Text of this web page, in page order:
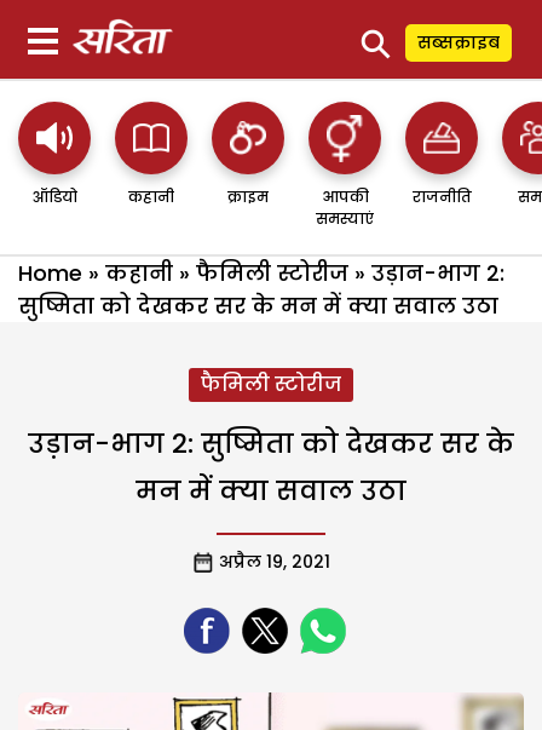
⚲ सब्सक्राइब
ऑडियो कहानी क्राइम
आपकी
समस्याएं
राजनीति
Home » कहानी » फैमिली स्टोरीज » उड़ान-भाग 2:
सुष्मिता को देखकर सर के मन में क्या सवाल उठा
फैमिली स्टोरीज
उड़ान-भाग 2: सुष्मिता को देखकर सर के
मन में क्या सवाल उठा
अप्रैल 19, 2021